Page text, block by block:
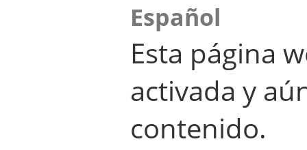
Español
Esta página
activada y
contenido.